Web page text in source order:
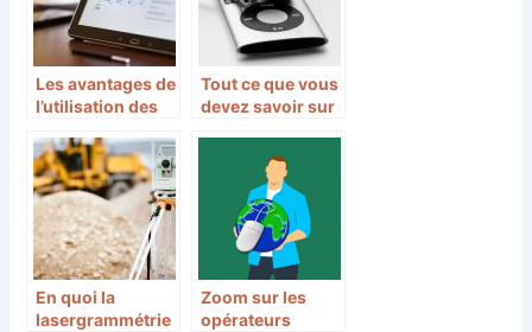
Les avantages de
l’utilisation des
de sites web
Tout ce que vous
devez savoir sur
En quoi la
lasergrammétrie
Zoom sur les
opérateurs